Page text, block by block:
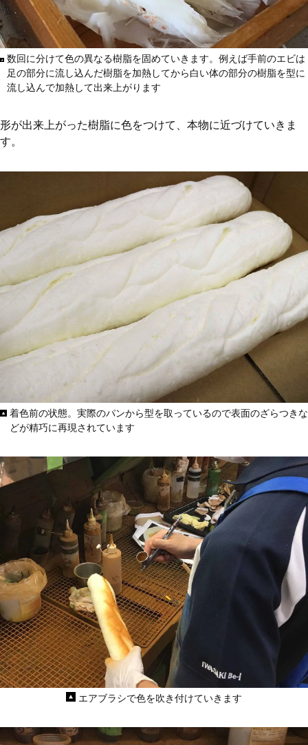
数回に分けて色の異なる樹脂を固めていきます。例えば手前のエビは
足の部分に流し込んだ樹脂を加熱してから白い体の部分の樹脂を型に
流し込んで加熱して出来上がります
形が出来上がった樹脂に色をつけて、本物に近づけていきま
す。
着色前の状態。実際のパンから型を取っているので表面のざらつきな
どが精巧に再現されています
エアブラシで色を吹き付けていきます